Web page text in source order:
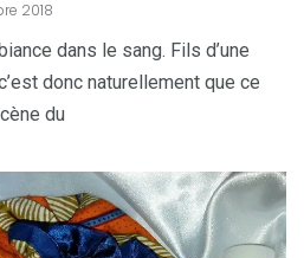
2018
dans le sang. Fils d’une
donc naturellement que ce
du